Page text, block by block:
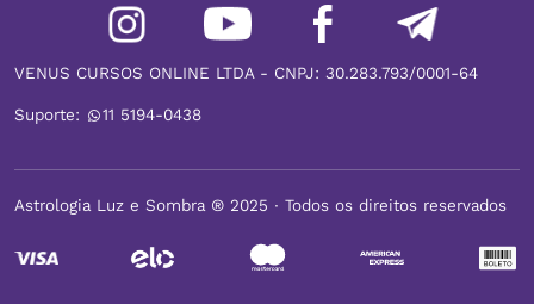
VENUS CURSOS ONLINE LTDA - CNPJ: 30.283.793/0001-64
Suporte: 11 5194-0438
Astrologia Luz e Sombra ® 2025 ∙ Todos os direitos reservados